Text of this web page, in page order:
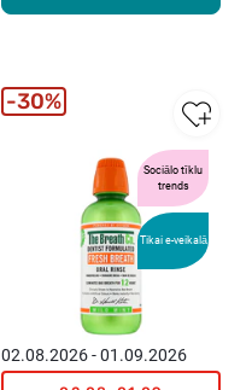
Sociālo tīklu
trends
Tikai e-veikalā
02.08.2026 - 01.09.2026
30%